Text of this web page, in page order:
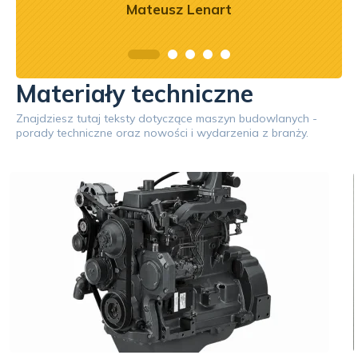
Mateusz Lenart
Materiały techniczne
Znajdziesz tutaj teksty dotyczące maszyn budowlanych -
porady techniczne oraz nowości i wydarzenia z branży.